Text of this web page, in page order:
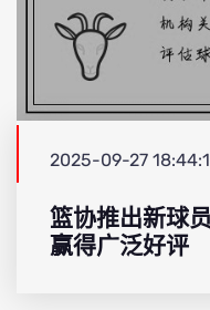
2025-09-27
篮协推出新球
赢得广泛好评